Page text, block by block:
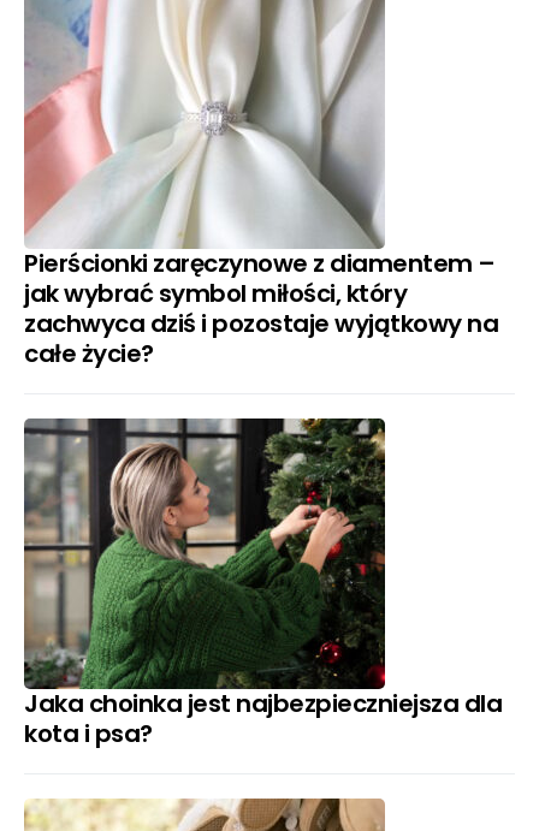
Pierścionki zaręczynowe z diamentem –
jak wybrać symbol miłości, który
zachwyca dziś i pozostaje wyjątkowy na
całe życie?
Jaka choinka jest najbezpieczniejsza dla
kota i psa?